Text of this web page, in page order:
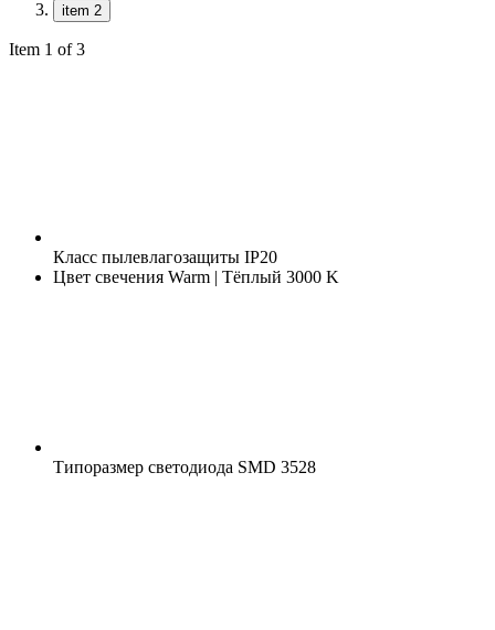
item 2
Item 1 of 3
Класс пылевлагозащиты IP20
Цвет свечения Warm | Тёплый 3000 K
Типоразмер светодиода SMD 3528